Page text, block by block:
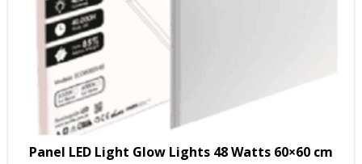
Panel LED Light Glow Lights 48 Watts 60×60 cm